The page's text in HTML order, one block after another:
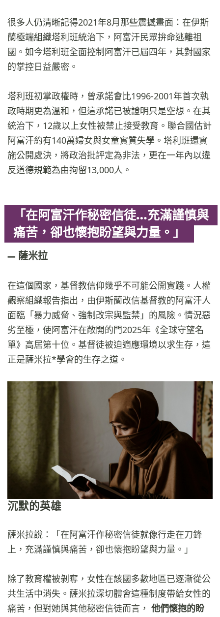
很多人仍清晰記得2021年8月那些震撼畫面：在伊斯
蘭極端組織塔利班統治下，阿富汗民眾拚命逃離祖
國。如今塔利班全面控制阿富汗已屆四年，其對國家
的掌控日益嚴密。
塔利班初掌政權時，曾承諾會比1996-2001年首次執
政時期更為溫和，但這承諾已被證明只是空想。在其
統治下，12歲以上女性被禁止接受教育。聯合國估計
阿富汗約有140萬婦女與女童實質失學。塔利班還實
施公開處決，將政治批評定為非法，更在一年內以違
反道德規範為由拘留13,000人。
「在阿富汗作秘密信徒…充滿謹慎與
痛苦，卻也懷抱盼望與力量。」
薩米拉
在這個國家，基督教信仰幾乎不可能公開實踐。人權
觀察組織報告指出，由伊斯蘭改信基督教的阿富汗人
面臨「暴力威脅、強制改宗與監禁」的風險。情況惡
劣至極，使阿富汗在敞開的門2025年《全球守望名
單》高居第十位。基督徒被迫適應環境以求生存，這
正是薩米拉*學會的生存之道。
沉默的英雄
薩米拉說：「在阿富汗作秘密信徒就像行走在刀鋒
上，充滿謹慎與痛苦，卻也懷抱盼望與力量。」
除了教育權被剝奪，女性在該國多數地區已逐漸從公
共生活中消失。薩米拉深切體會這種制度帶給女性的
痛苦，但對她與其他秘密信徒而言， 他們懷抱的盼